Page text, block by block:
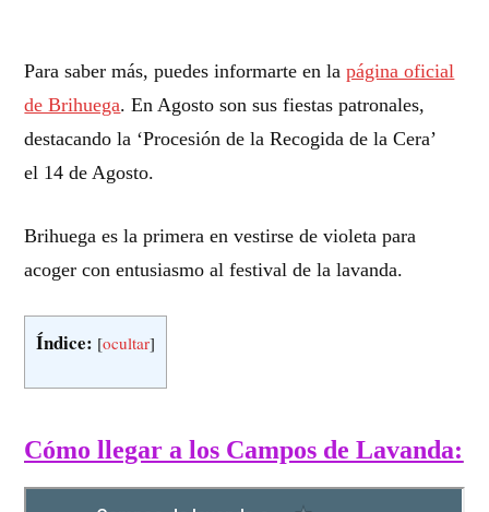
Para saber más, puedes informarte en lapágina oficial
de Brihuega. En Agosto son sus fiestas patronales,
destacando la ‘Procesión de la Recogida de la Cera’
el 14 de Agosto.
Brihuega es la primera en vestirse de violeta para
acoger con entusiasmo al festival de la lavanda.
Índice: [ocultar]
Cómo llegar a los Campos de Lavanda: